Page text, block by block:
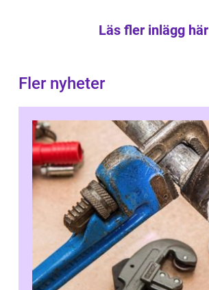
Läs fler inlägg här
Fler nyheter